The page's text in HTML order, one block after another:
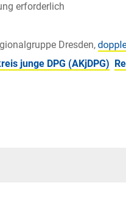
erforderlich
Dresden,
junge DPG (AKjDPG)